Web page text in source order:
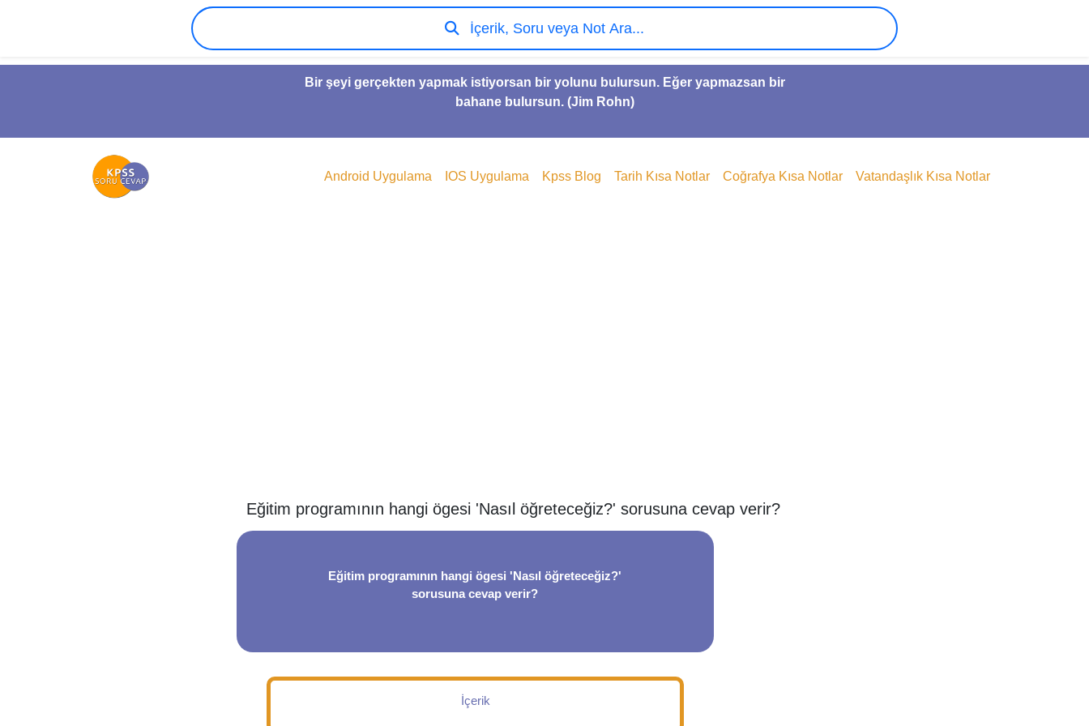
Bir şeyi gerçekten yapmak istiyorsan bir yolunu bulursun. Eğer yapmazsan bir
bahane bulursun. (Jim Rohn)
İçerik, Soru veya Not Ara...
Android Uygulama IOS Uygulama Kpss Blog Tarih Kısa Notlar Coğrafya Kısa Notlar Vatandaşlık Kısa Notlar
Eğitim programının hangi ögesi 'Nasıl öğreteceğiz?' sorusuna cevap verir?
Eğitim programının hangi ögesi 'Nasıl öğreteceğiz?'
sorusuna cevap verir?
İçerik